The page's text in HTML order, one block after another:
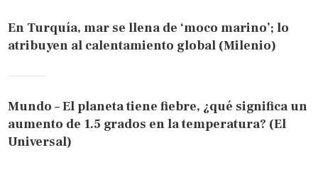
En Turquía, mar se llena de ‘moco marino’; lo
atribuyen al calentamiento global (Milenio)
Mundo – El planeta tiene fiebre, ¿qué significa un
aumento de 1.5 grados en la temperatura? (El
Universal)